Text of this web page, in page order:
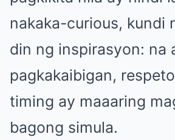
nakaka-curious, kundi
din ng inspirasyon: na
pagkakaibigan,
timing ay maaaring
bagong simula.